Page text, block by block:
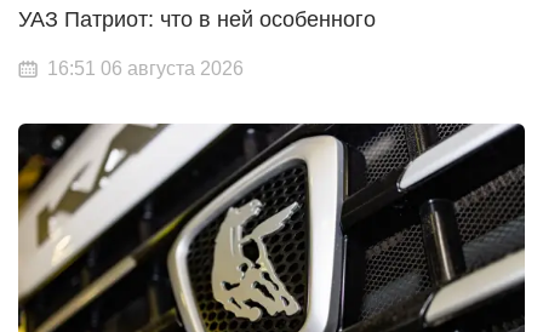
УАЗ Патриот: что в ней особенного
16:51 06 августа 2026